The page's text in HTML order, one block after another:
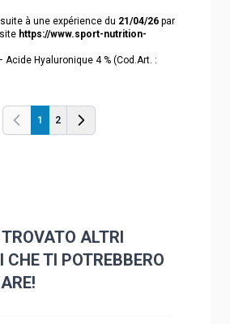
, suite à une expérience du 21/04/26 par
https://www.sport-nutrition-
Acide Hyaluronique 4 % (Cod.Art. :
Precedente
1 2
Precedente
ALTRI
CHE TI POTREBBERO